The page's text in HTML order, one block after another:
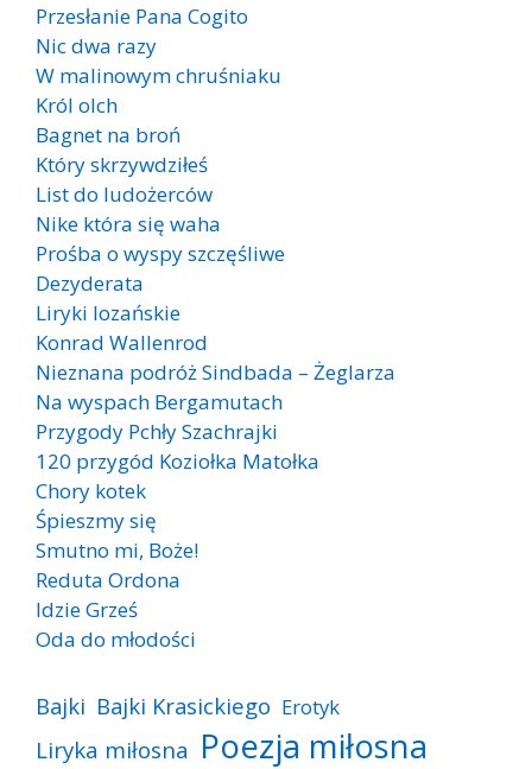
Przesłanie Pana Cogito
Nic dwa razy
W malinowym chruśniaku
Król olch
Bagnet na broń
Który skrzywdziłeś
List do ludożerców
Nike która się waha
Prośba o wyspy szczęśliwe
Dezyderata
Liryki lozańskie
Konrad Wallenrod
Nieznana podróż Sindbada – Żeglarza
Na wyspach Bergamutach
Przygody Pchły Szachrajki
120 przygód Koziołka Matołka
Chory kotek
Śpieszmy się
Smutno mi, Boże!
Reduta Ordona
Idzie Grześ
Oda do młodości
Bajki Bajki Krasickiego Erotyk
Liryka miłosna Poezja miłosna